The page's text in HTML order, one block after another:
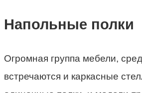
Напольные полки
Огромная группа мебели,
встречаются и каркасные